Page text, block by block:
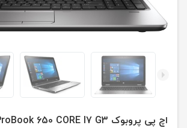
اچ پی پروبوک HP ProBook 650 CORE I7 G3